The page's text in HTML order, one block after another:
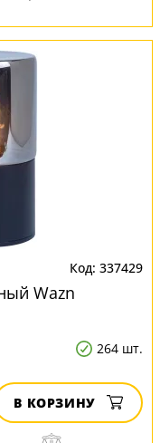
337429
Wazn
264 шт.
В КОРЗИНУ